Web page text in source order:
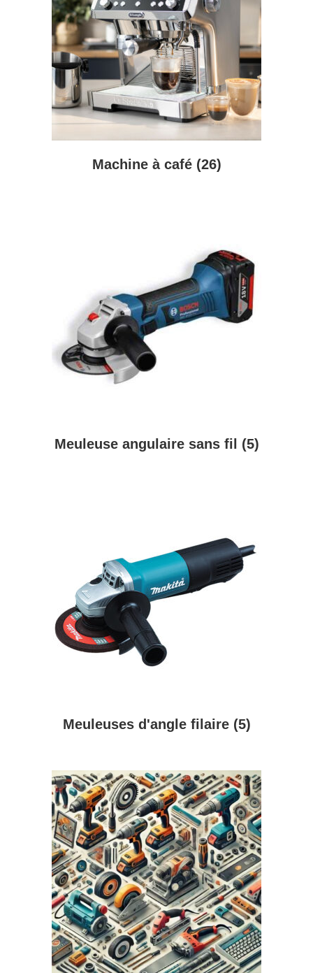
Machine à café (26)
Meuleuse angulaire sans fil (5)
Meuleuses d'angle filaire (5)